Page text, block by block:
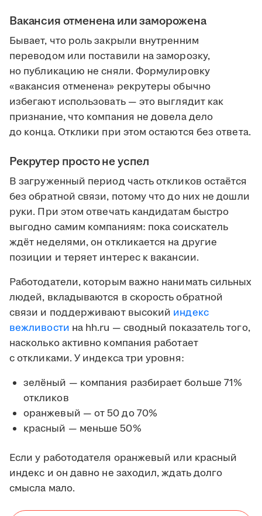
Вакансия отменена или заморожена
Бывает, что роль закрыли внутренним
переводом или поставили на заморозку,
но публикацию не сняли. Формулировку
«вакансия отменена» рекрутеры обычно
избегают использовать — это выглядит как
признание, что компания не довела дело
до конца. Отклики при этом остаются без ответа.
Рекрутер просто не успел
В загруженный период часть откликов остаётся
без обратной связи, потому что до них не дошли
руки. При этом отвечать кандидатам быстро
выгодно самим компаниям: пока соискатель
ждёт неделями, он откликается на другие
позиции и теряет интерес к вакансии.
Работодатели, которым важно нанимать сильных
людей, вкладываются в скорость обратной
связи и поддерживают высокий индекс
вежливости на hh.ru — сводный показатель того,
насколько активно компания работает
с откликами. У индекса три уровня:
зелёный — компания разбирает больше 71%
откликов
оранжевый — от 50 до 70%
красный — меньше 50%
Если у работодателя оранжевый или красный
индекс и он давно не заходил, ждать долго
смысла мало.